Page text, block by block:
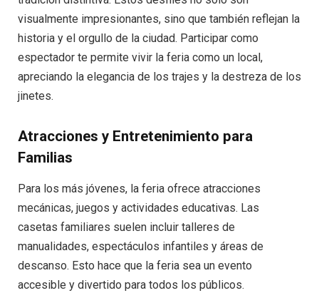
visualmente impresionantes, sino que también reflejan la
historia y el orgullo de la ciudad. Participar como
espectador te permite vivir la feria como un local,
apreciando la elegancia de los trajes y la destreza de los
jinetes.
Atracciones y Entretenimiento para
Familias
Para los más jóvenes, la feria ofrece atracciones
mecánicas, juegos y actividades educativas. Las
casetas familiares suelen incluir talleres de
manualidades, espectáculos infantiles y áreas de
descanso. Esto hace que la feria sea un evento
accesible y divertido para todos los públicos.